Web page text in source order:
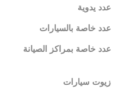
عدد يدوية
عدد خاصة بالسيارات
عدد خاصة بمراكز الصيانة
زيوت سيارات